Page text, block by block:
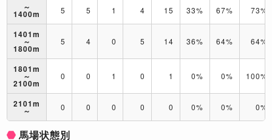
～
1400m 5 5 1 4 15 33% 67% 73%
1401m
～
1800m
5 4 0 5 14 36% 64% 64%
1801m
～
2100m
0 0 1 0 1 0% 0% 100%
2101m
～ 0 0 0 0 0 0% 0% 0%
馬場状態別